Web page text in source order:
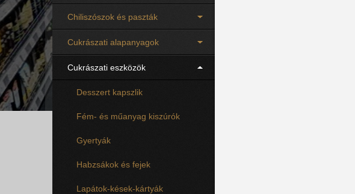
Chiliszószok és paszták
Cukrászati alapanyagok
Cukrászati eszközök
Desszert kapszlik
Fém- és műanyag kiszúrók
Gyertyák
Habzsákok és fejek
Lapátok-kések-kártyák